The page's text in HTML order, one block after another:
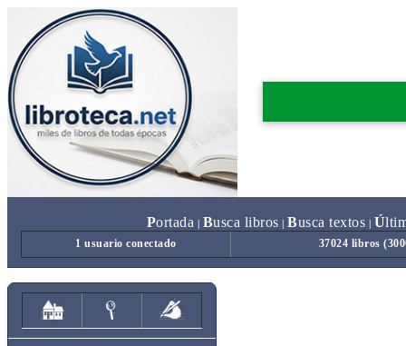
Portada Busca libros Busca textos Ú
1 usuario conectado 37024 libros